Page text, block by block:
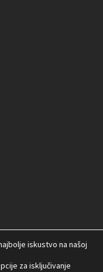
iskustvo na našoj
za isključivanje